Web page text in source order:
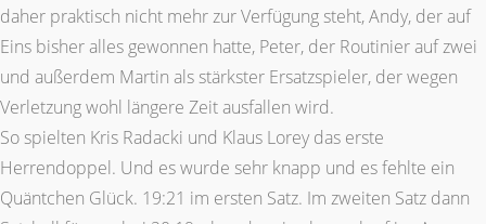
daher praktisch nicht mehr zur Verfügung steht, Andy, der auf
Eins bisher alles gewonnen hatte, Peter, der Routinier auf zwei
und außerdem Martin als stärkster Ersatzspieler, der wegen
Verletzung wohl längere Zeit ausfallen wird.
So spielten Kris Radacki und Klaus Lorey das erste
Herrendoppel. Und es wurde sehr knapp und es fehlte ein
Quäntchen Glück. 19:21 im ersten Satz. Im zweiten Satz dann